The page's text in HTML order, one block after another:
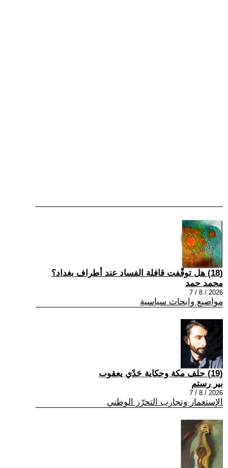
(18) هل توقّفت قافلة الفساد عند أطراف بغداد؟
محمد حمد
2026 / 8 / 7
مواضيع وابحاث سياسية
(19) حلف مكة وحكاية جَدْي يعقوب
بير رستم
2026 / 8 / 7
الإستعمار وتجارب التحرّر الوطني